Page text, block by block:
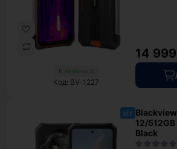
В наявності
Код: BV-1227
14
хіт
12/
Black